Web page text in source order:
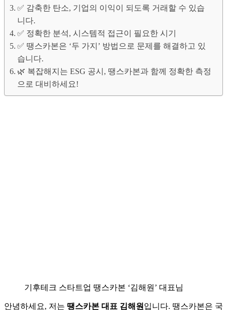
✅ 감축한 탄소, 기업의 이익이 되도록 거래할 수 있습
니다.
✅ 정확한 분석, 시스템적 접근이 필요한 시기
✅ 땡스카본은 ‘두 가지’ 방법으로 문제를 해결하고 있
습니다.
🌿 복잡해지는 ESG 공시, 땡스카본과 함께 정확한 측정
으로 대비하세요!
✨ 임팩트 비즈니스, 땡스카본의 시작